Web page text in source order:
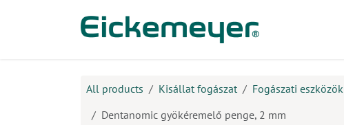
All products Kisállat fogászat
Fogászati eszközök
Dentanomic gyökéremelő penge, 2 mm